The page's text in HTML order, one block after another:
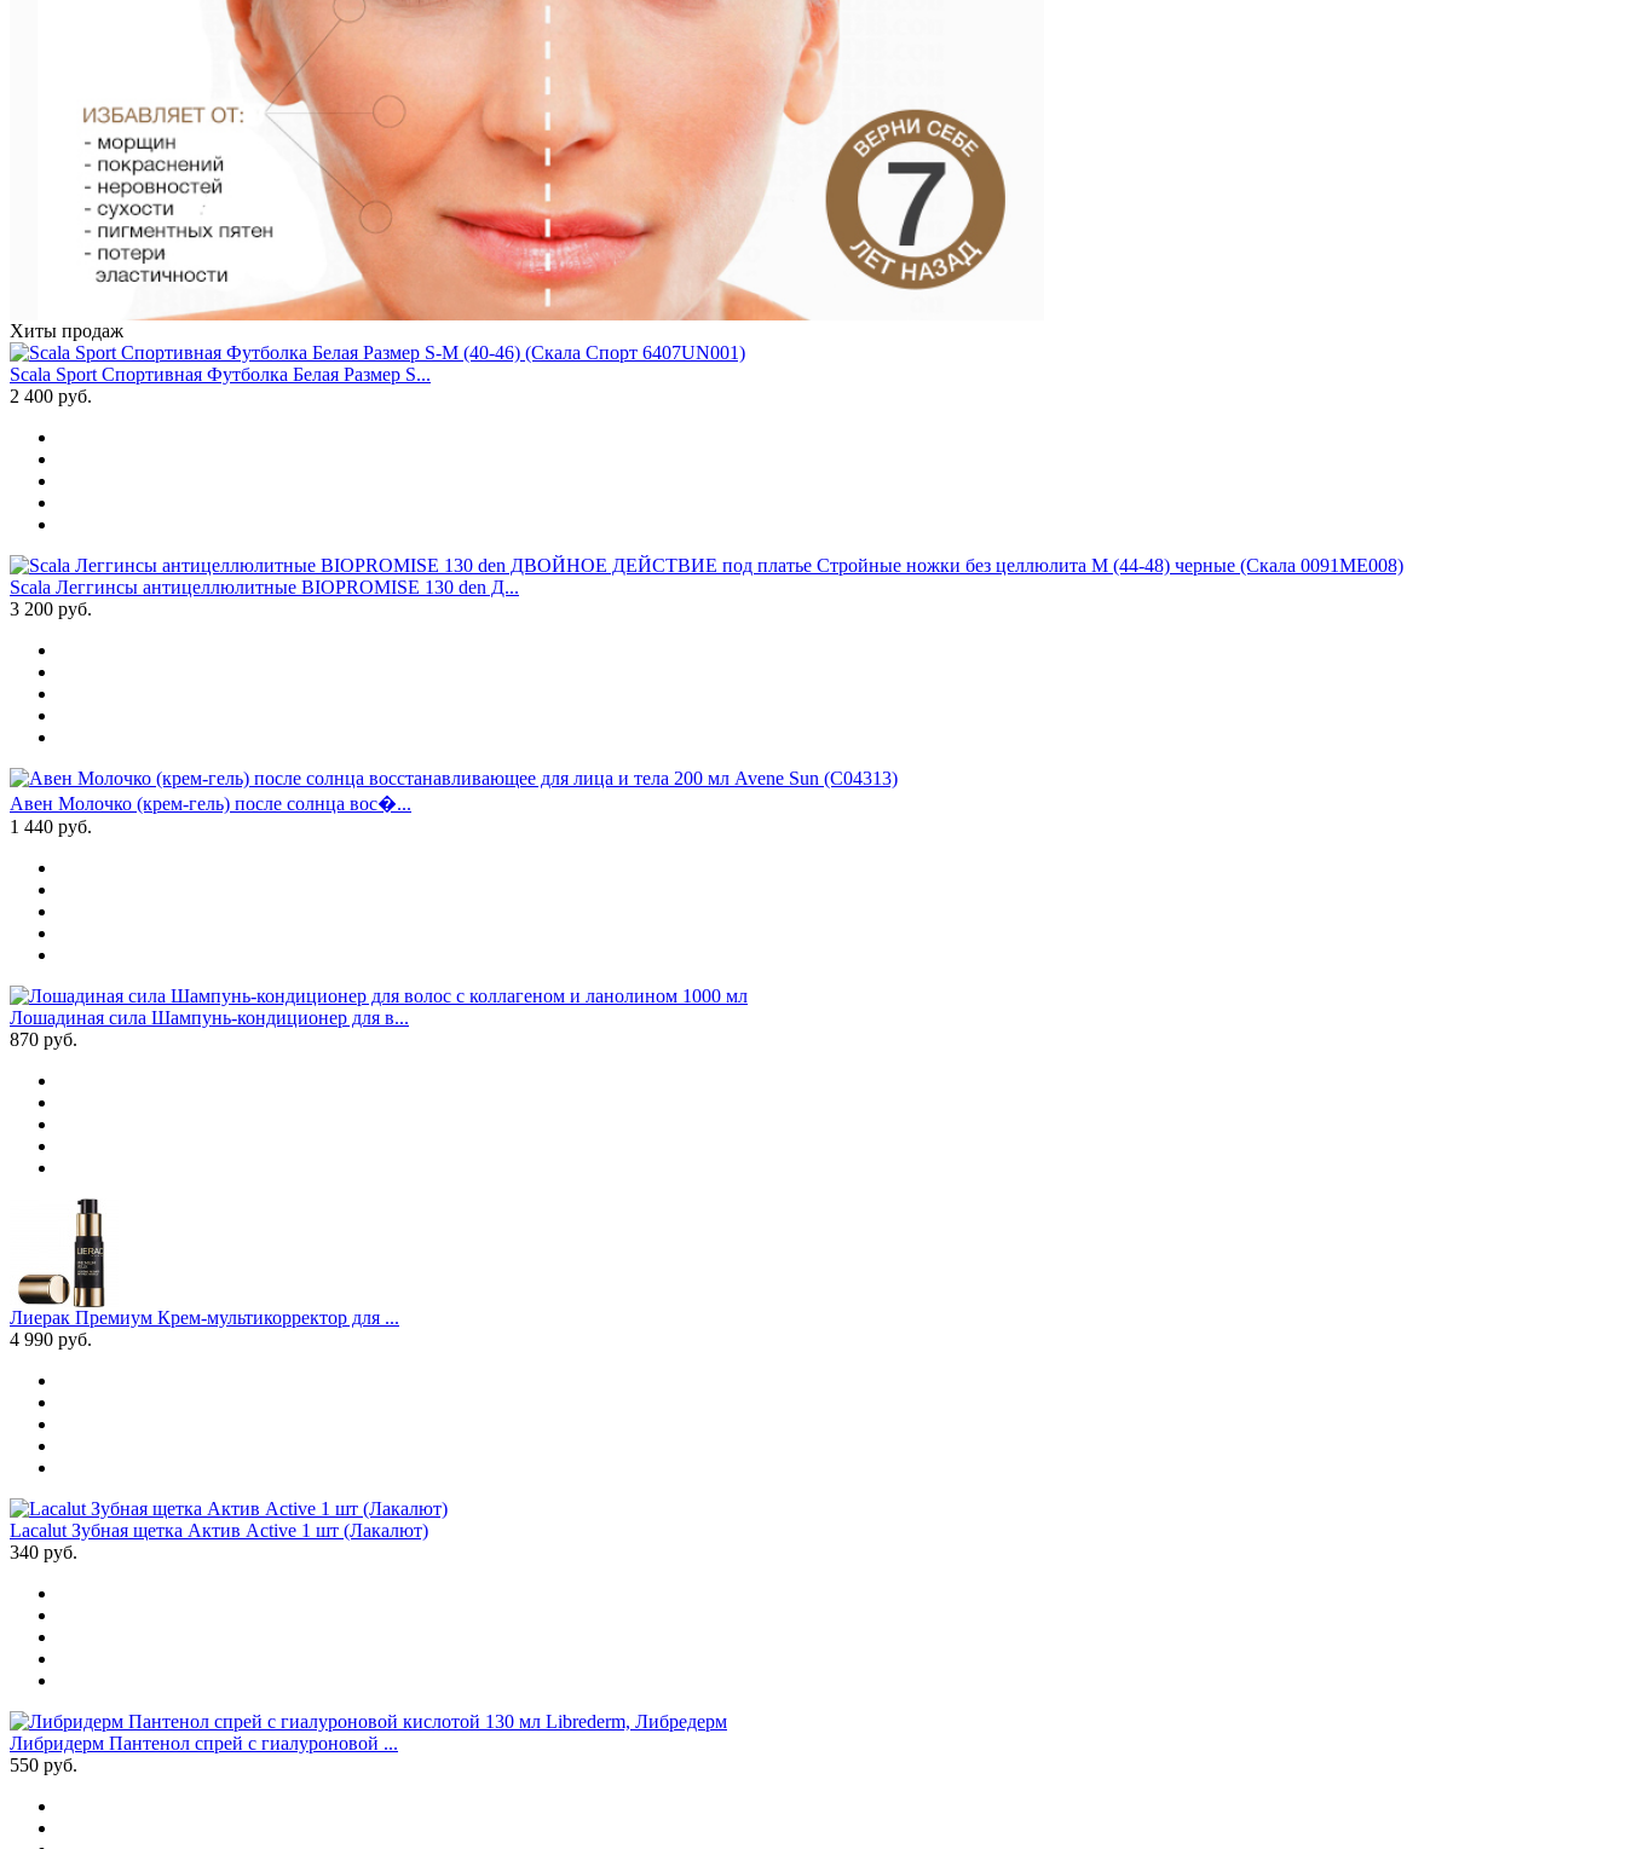
Хиты продаж
Scala Sport Спортивная Футболка Белая Размер S...
2 400 руб.
Scala Леггинсы антицеллюлитные BIOPROMISE 130 den Д...
3 200 руб.
Авен Молочко (крем-гель) после солнца вос�...
1 440 руб.
Лошадиная сила Шампунь-кондиционер для в...
870 руб.
Лиерак Премиум Крем-мультикорректор для ...
4 990 руб.
Lacalut Зубная щетка Актив Active 1 шт (Лакалют)
340 руб.
Либридерм Пантенол спрей с гиалуроновой ...
550 руб.